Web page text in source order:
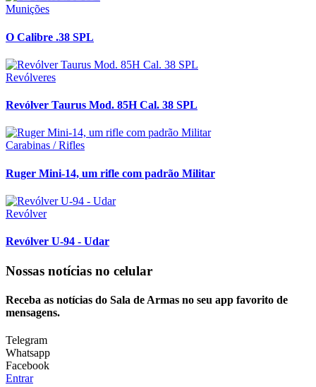
Munições
O Calibre .38 SPL
Revólveres
Revólver Taurus Mod. 85H Cal. 38 SPL
Carabinas / Rifles
Ruger Mini-14, um rifle com padrão Militar
Revólver
Revólver U-94 - Udar
Nossas notícias no celular
Receba as notícias do Sala de Armas no seu app favorito de
mensagens.
Telegram
Whatsapp
Facebook
Entrar